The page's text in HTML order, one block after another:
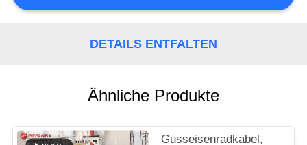
DETAILS ENTFALTEN
Ähnliche Produkte
Gusseisenradkabel,